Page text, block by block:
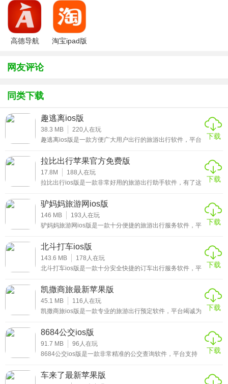
1、提供了特色目的地智能推荐服务，能够为用户推荐更多适
合出境游的目的地;
2、拥有众多详细的旅行指南，更有驴友们所分享的精华游
优惠的出国旅行路线。
★拉比出行ios版使用心得
1、具有行程计划功能，用户可在软件中制定自己的行程计
划，后续的时候就可以方便查看了;
2、支持收藏更多的旅游路线，遇到感兴趣的路线就可以将其
收藏到收藏中，以后查看更方便;
3、实用的攻略、娓娓道来的旅途故事、亮瞎眼的美图、穷游
游记绝对让你尽情畅读、欲罢不能。
软体精心为广大用户们提供各种出行所需的资讯，如天气、
空气品质、油费等，所有功能都是免费提供给用户的，完全
高德导航
淘宝ipad版
网友评论
同类下载
趣逃离ios版
38.3 MB 220人在玩
趣逃离ios版是一款方便广大用户出行的旅游出行软件，平台
用户自驾或跟团，会有专业的旅游团为用户服务，还有各式
各样主题团甚至私人团购。最大的有点在于，给用户提供
1000种旅游玩法和各类旅游服务，让用户能体验到最舒适的
旅行，感兴趣的小伙伴赶紧来下载这款趣逃离ios版体验吧。
下载
拉比出行苹果官方免费版
17.8M 188 人在玩
拉比出行ios版是一款非常好用的旅游出行助手软件，有了这
气、空气质量、油价等信息，方便用户的出行，方便了用户
的出行，软件占用内存少，所有数据均实时更新，使用户能
够了解最新的信息，更好地制定出行计划，感兴趣的小伙伴
赶紧来下载这款拉比出行ios版体验吧。
下载
驴妈妈旅游网ios版
146 MB 193 人在玩
驴妈妈旅游网ios版是一款十分便捷的旅游出行服务软件，平
务，更有精选5A景点一元门票无限订购服务，一元就能畅玩
众多有趣的景点，同时软件还提供了一系列有特色的旅游服
务，包括游记等，让用户的出行更加的省心、放心，感兴趣
的小伙伴赶紧来下载这款驴妈妈旅游网ios版体验吧。
下载
北斗打车ios版
143.6 MB 178 人在玩
北斗打车ios版是一款十分安全快捷的订车出行服务软件，平
接站等服务，并具备多种保障机制，确保旅客的个人利益，
每位司机都能顺利到达目的地，让每个人都能顺利到达目的
地，并提前进行网络预约，方便广大用户安排自己的出行，
感兴趣的小伙伴赶紧来下载这款北斗打车ios版体验吧。
下载
凯撒商旅最新苹果版
45.1 MB 116 人在玩
凯撒商旅ios版是一款专业的旅游出行预定软件，平台竭诚为
务，帮助用户在专业旅行团队的协助下，全面计划并全面监
控整个旅行活动。最大限度地优化旅行政策和流程，协调企
业采购资源管理，员工出差免报销，免垫资，带你轻松高效
的旅行体验，感兴趣的小伙伴赶紧来下载这款凯撒商旅ios版
下载
8684公交ios版
91.7 MB 96 人在玩
8684公交ios版是一款非常精准的公交查询软件，平台支持
线路都可查询，是一款数据全、更新快、可靠的公交查询软
件。内置有到站点提醒功能，让广大用户们可以轻松掌握公
下载
车来了最新苹果版